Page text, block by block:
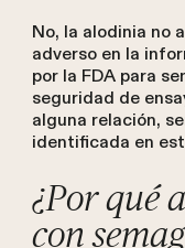
No, la alodinia no
adverso en la
por la FDA para
seguridad de
alguna relación,
identificada en
¿Por qué
con